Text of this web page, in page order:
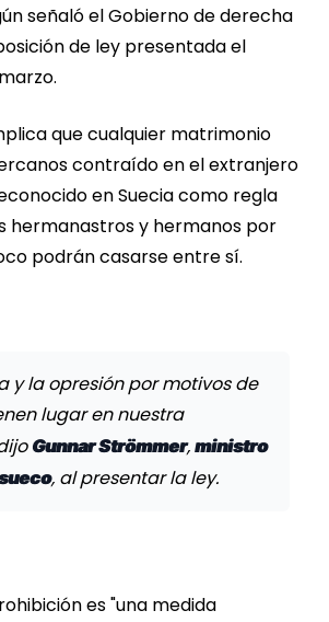
señaló el Gobierno de derecha
de ley presentada el
que cualquier matrimonio
contraído en el extranjero
en Suecia como regla
hermanastros y hermanos por
podrán casarse entre sí.
y la opresión por motivos de
lugar en nuestra
Gunnar Strömmer, ministro
, al presentar la ley.
es "una medida